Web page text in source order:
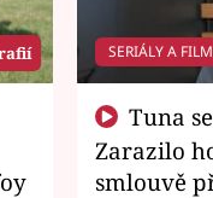
SERIÁLY A
Zarazilo
smlouvě